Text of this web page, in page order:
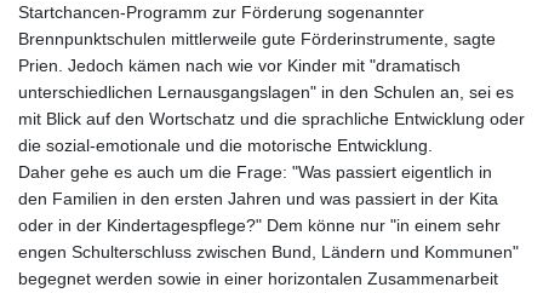
Startchancen-Programm zur Förderung sogenannter
Brennpunktschulen mittlerweile gute Förderinstrumente, sagte
Prien. Jedoch kämen nach wie vor Kinder mit "dramatisch
unterschiedlichen Lernausgangslagen" in den Schulen an, sei es
mit Blick auf den Wortschatz und die sprachliche Entwicklung oder
die sozial-emotionale und die motorische Entwicklung.
Daher gehe es auch um die Frage: "Was passiert eigentlich in
den Familien in den ersten Jahren und was passiert in der Kita
oder in der Kindertagespflege?" Dem könne nur "in einem sehr
engen Schulterschluss zwischen Bund, Ländern und Kommunen"
begegnet werden sowie in einer horizontalen Zusammenarbeit